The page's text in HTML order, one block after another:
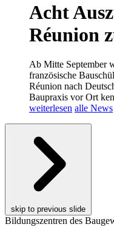
Acht
Réunion
Ab Mitte September
französische
Réunion nach
Baupraxis vor Ort
weiterlesen alle News
skip to previous slide
Bildungszentren des